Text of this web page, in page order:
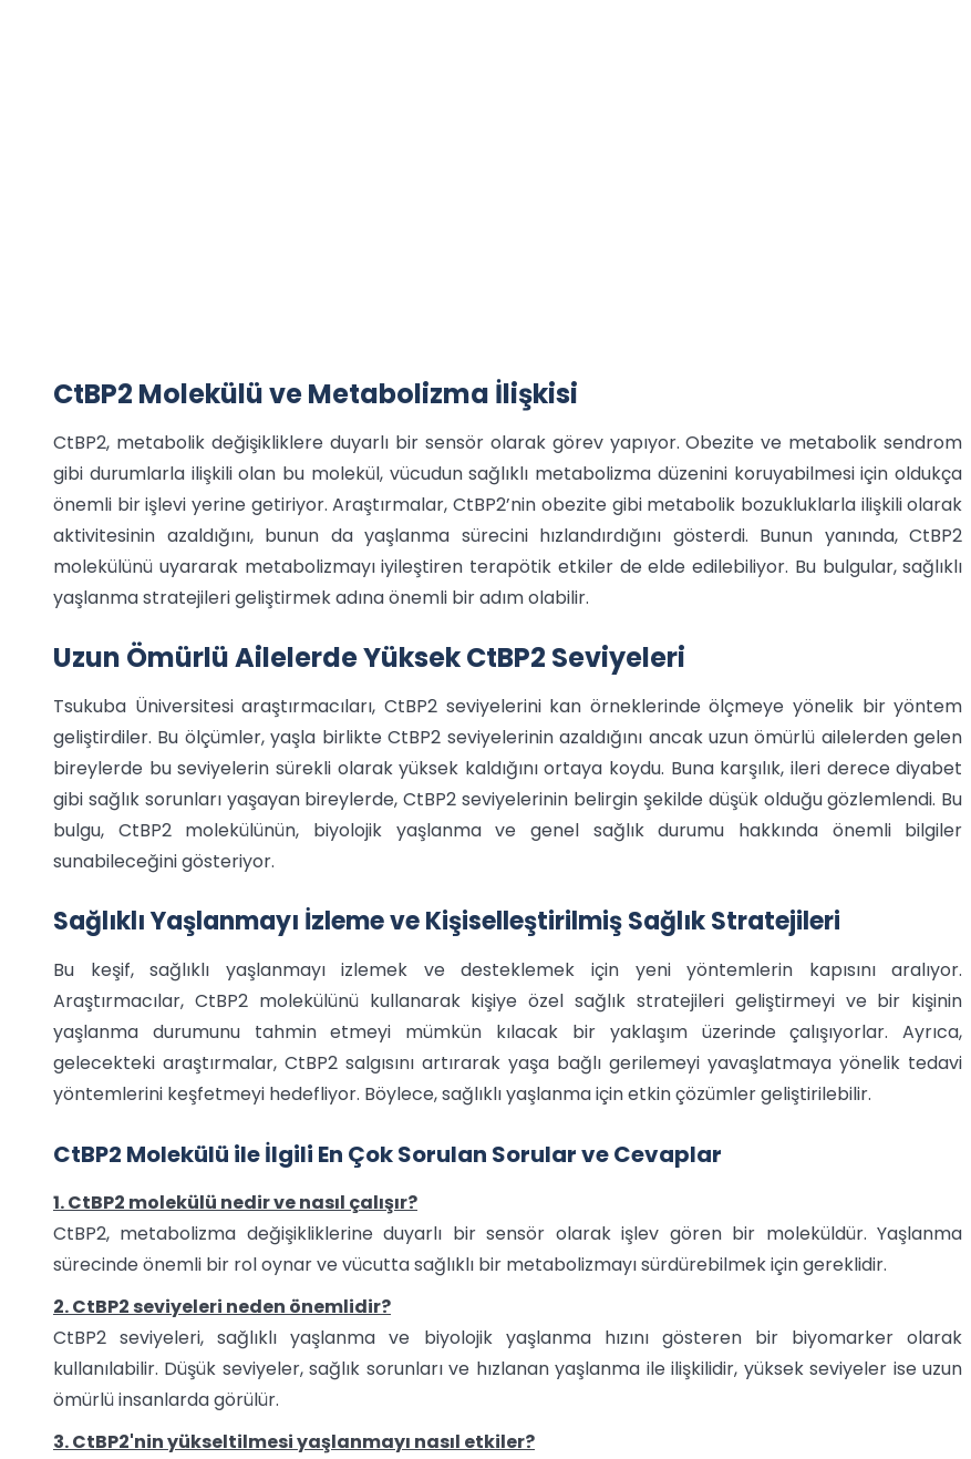
CtBP2 Molekülü ve Metabolizma İlişkisi
CtBP2, metabolik değişikliklere duyarlı bir sensör olarak görev yapıyor. Obezite ve metabolik sendrom
gibi durumlarla ilişkili olan bu molekül, vücudun sağlıklı metabolizma düzenini koruyabilmesi için oldukça
önemli bir işlevi yerine getiriyor. Araştırmalar, CtBP2’nin obezite gibi metabolik bozukluklarla ilişkili olarak
aktivitesinin azaldığını, bunun da yaşlanma sürecini hızlandırdığını gösterdi. Bunun yanında, CtBP2
molekülünü uyararak metabolizmayı iyileştiren terapötik etkiler de elde edilebiliyor. Bu bulgular, sağlıklı
yaşlanma stratejileri geliştirmek adına önemli bir adım olabilir.
Uzun Ömürlü Ailelerde Yüksek CtBP2 Seviyeleri
Tsukuba Üniversitesi araştırmacıları, CtBP2 seviyelerini kan örneklerinde ölçmeye yönelik bir yöntem
geliştirdiler. Bu ölçümler, yaşla birlikte CtBP2 seviyelerinin azaldığını ancak uzun ömürlü ailelerden gelen
bireylerde bu seviyelerin sürekli olarak yüksek kaldığını ortaya koydu. Buna karşılık, ileri derece diyabet
gibi sağlık sorunları yaşayan bireylerde, CtBP2 seviyelerinin belirgin şekilde düşük olduğu gözlemlendi. Bu
bulgu, CtBP2 molekülünün, biyolojik yaşlanma ve genel sağlık durumu hakkında önemli bilgiler
sunabileceğini gösteriyor.
Sağlıklı Yaşlanmayı İzleme ve Kişiselleştirilmiş Sağlık Stratejileri
Bu keşif, sağlıklı yaşlanmayı izlemek ve desteklemek için yeni yöntemlerin kapısını aralıyor.
Araştırmacılar, CtBP2 molekülünü kullanarak kişiye özel sağlık stratejileri geliştirmeyi ve bir kişinin
yaşlanma durumunu tahmin etmeyi mümkün kılacak bir yaklaşım üzerinde çalışıyorlar. Ayrıca,
gelecekteki araştırmalar, CtBP2 salgısını artırarak yaşa bağlı gerilemeyi yavaşlatmaya yönelik tedavi
yöntemlerini keşfetmeyi hedefliyor. Böylece, sağlıklı yaşlanma için etkin çözümler geliştirilebilir.
CtBP2 Molekülü ile İlgili En Çok Sorulan Sorular ve Cevaplar
1. CtBP2 molekülü nedir ve nasıl çalışır?
CtBP2, metabolizma değişikliklerine duyarlı bir sensör olarak işlev gören bir moleküldür. Yaşlanma
sürecinde önemli bir rol oynar ve vücutta sağlıklı bir metabolizmayı sürdürebilmek için gereklidir.
2. CtBP2 seviyeleri neden önemlidir?
CtBP2 seviyeleri, sağlıklı yaşlanma ve biyolojik yaşlanma hızını gösteren bir biyomarker olarak
kullanılabilir. Düşük seviyeler, sağlık sorunları ve hızlanan yaşlanma ile ilişkilidir, yüksek seviyeler ise uzun
ömürlü insanlarda görülür.
3. CtBP2'nin yükseltilmesi yaşlanmayı nasıl etkiler?